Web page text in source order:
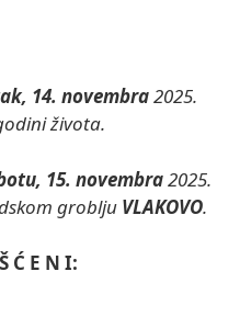
14. novembra2025.
života.
15. novembra2025.
groblju VLAKOVO.
Ć E N I: